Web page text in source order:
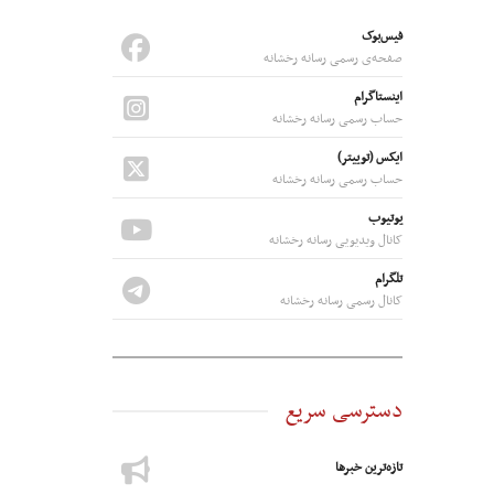
فیس‌بوک
صفحه‌ی رسمی رسانه رخشانه
اینستاگرام
حساب رسمی رسانه رخشانه
ایکس (توییتر)
حساب رسمی رسانه رخشانه
یوتیوب
کانال ویدیویی رسانه‌ رخشانه
تلگرام
کانال رسمی رسانه‌ رخشانه
دسترسی سریع
تازه‌ترین خبرها